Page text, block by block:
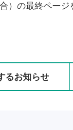
）の最終ページ
るお知らせ